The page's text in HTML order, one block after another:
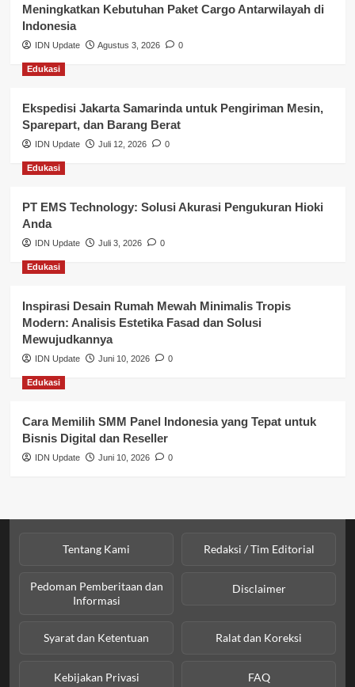
Keuangan
Lalu Lintas
Layanan Publik Kabupaten Banyuasin
Nasional
Pemerintahan
Pendidikan
Perbankan & Keuangan
Perpajakan & Keuangan
Profil Wilayah Banyuasin
Sosial & Budaya
Sosial & Kesejahteraan
Meningkatkan Kebutuhan Paket Cargo Antarwilayah di
Indonesia
IDN Update Agustus 3, 2026 0
Edukasi
Ekspedisi Jakarta Samarinda untuk Pengiriman Mesin,
Sparepart, dan Barang Berat
IDN Update Juli 12, 2026 0
Edukasi
PT EMS Technology: Solusi Akurasi Pengukuran Hioki
Anda
IDN Update Juli 3, 2026 0
Edukasi
Inspirasi Desain Rumah Mewah Minimalis Tropis
Modern: Analisis Estetika Fasad dan Solusi
Mewujudkannya
IDN Update Juni 10, 2026 0
Edukasi
Cara Memilih SMM Panel Indonesia yang Tepat untuk
Bisnis Digital dan Reseller
IDN Update Juni 10, 2026 0
Tentang Kami Redaksi / Tim Editorial
Pedoman Pemberitaan dan
Informasi
Disclaimer
Syarat dan Ketentuan Ralat dan Koreksi
Kebijakan Privasi FAQ